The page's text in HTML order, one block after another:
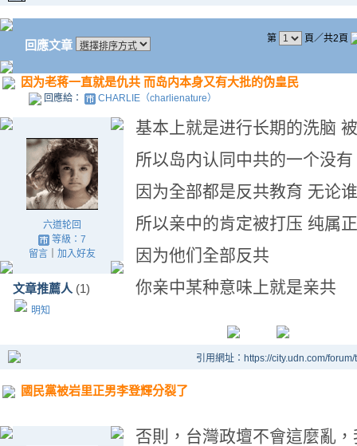
回應文章 第 頁／共2頁
因为老蒋一直就是仇共 而岛内本身又有大批的伪皇民
回應給： CHARLIE（charlienature）
六道轮回
等級：7
留言｜ 加入好友
文章推薦人 (1)
明知
基本上就是进行长期的洗脑
所以岛内认同中共的一个没有
因为全部都是反共教育 无论
所以亲中的肯定被打压 纯属
因为他们全部反共
你亲中某种意味上就是亲共
引用網址：https://city.udn.com/
國民黨被岩里正男李登輝分裂了
否則，台灣政壇不會這麼亂